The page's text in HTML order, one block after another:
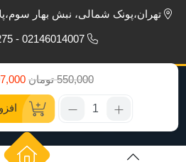
تهران،پونک شمالی، نبش بهار سوم،پلاک1،
02146014007 - 09126104275
تمامی حقوق برای بی ام اس
550,000 تومان
قیمت
550,000
قیمت
497,000
تعداد:
ملودی
سیرن